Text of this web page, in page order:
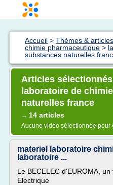
Accueil > Thèmes &
chimie pharmaceutique >
substances naturelles
Articles
laboratoire de
naturelles france
→ 14 articles
Aucune vidéo sélectionnée pour
materiel laboratoire
laboratoire ...
Le BECELEC d'EUROMA,
Electrique